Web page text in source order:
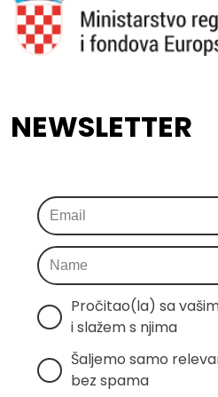
NEWSLETTER
Pročitao(la) sa
i slažem s njima
Šaljemo samo
bez spama